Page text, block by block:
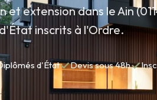
et extension dans le Ain
inscrits à l'Ordre.
d'État✓Devis sous 48h✓